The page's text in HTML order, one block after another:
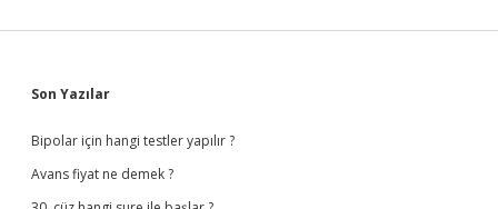
Sidebar
Son Yazılar
Bipolar için hangi testler yapılır ?
Avans fiyat ne demek ?